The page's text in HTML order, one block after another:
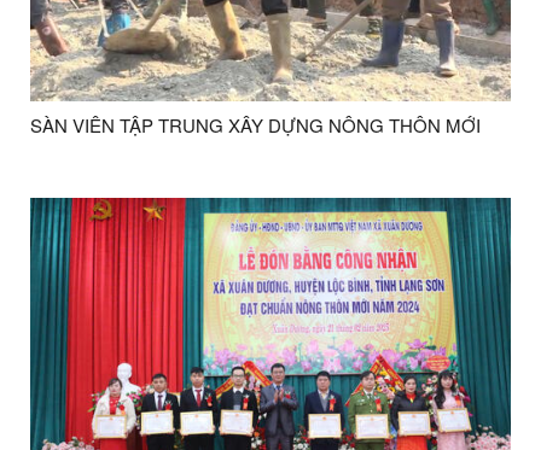
SÀN VIÊN TẬP TRUNG XÂY DỰNG NÔNG THÔN MỚI